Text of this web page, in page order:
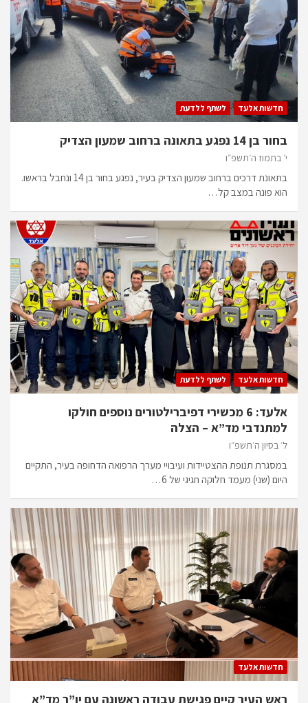
חדשות אלעד לשתף ללדעת
בחור בן 14 נפגע בתאונה ברחוב שמעון הצדיק
י׳ בתמוז ה׳תשפ״ו
בתאונת דרכים ברחוב שמעון הצדיק בעיר, נפגע בחור בן 14 ונחבל בראשו.
הוא פונה במצב קל…
חדשות אלעד לשתף ללדעת
אלעד: 6 מכשירי דפיברילטורים נוספים חולקו
למתנדבי מד”א – הצלה
ל׳ בסיון ה׳תשפ״ו
במסגרת תנופת ההצטיידות ועיבויי מערך הרפואה הדחופה בעיר, התקיים
היום (שני) מעמד חלוקה חגיגי של 6…
חדשות אלעד
ראש העיר קיים פגישת עבודה ראשונה עם יו”ר מד”א